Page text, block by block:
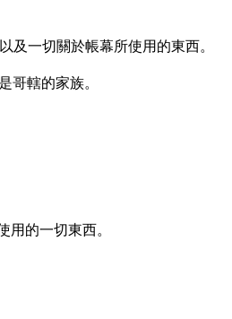
一切關於帳幕所使用的東西。
轄的家族。
的一切東西。